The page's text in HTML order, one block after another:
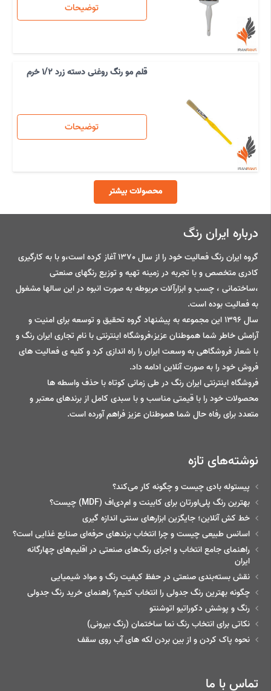
توضیحات
قلم مو رنگ روغنی دسته زرد 1/2 خرم
توضیحات
محصولات بیشتر
درباره ایران رنگ
گروه ایران رنگ فعالیت خود را از سال 1370 آغاز کرده است،و با به کارگیری
کادری متخصص و با تجربه در زمینه تهیه و توزیع رنگهای صنعتی
،ساختمانی ، چسب و ابزارآلات مربوطه به صورت انبوه در این سالها مشغول
به فعالیت بوده است.
سال 1396 این مجموعه به پیشنهاد گروه تحقیق و توسعه برای امنیت و
آرامش خاطر شما هموطنان عزیز،فروشگاه اینترنتی با نام تجاری ایران رنگ و
با شعار فروشگاهی به وسعت ایران را راه اندازی کرد و کلیه ی فعالیت های
فروش خود را به صورت آنلاین ادامه داد.
فروشگاه اینترنتی ایران رنگ در طی زمانی کوتاه با حذف واسطه ها
محصولات خود را با قیمتی مناسب و با سبدی کامل از برندهای معتبر و
متعدد برای رفاه حال شما هموطنان عزیز فراهم آورده است.
نوشته‌های تازه
پیستوله بادی چیست و چگونه کار می‌کند؟
بهترین رنگ پلی‌اورتان برای کابینت و ام‌دی‌اف (MDF) چیست؟
خط‌ کش آنلاین؛ جایگزین ابزارهای سنتی اندازه گیری
اسانس طبیعی چیست و چرا انتخاب برندهای حرفه‌ای صنایع غذایی است؟
راهنمای جامع انتخاب و اجرای رنگ‌های صنعتی در اقلیم‌های چهارگانه
ایران
نقش بسته‌بندی صنعتی در حفظ کیفیت رنگ و مواد شیمیایی
چگونه بهترین رنگ جدولی را انتخاب کنیم؟ راهنمای خرید رنگ جدولی
رنگ و پوشش دکوراتیو اتوشنتو
نکاتی برای انتخاب رنگ نما ساختمان (رنگ بیرونی)
نحوه پاک کردن و از بین بردن لکه های آب روی سقف
تماس با ما